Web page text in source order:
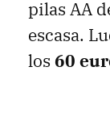
pilas AA
escasa.
los 60